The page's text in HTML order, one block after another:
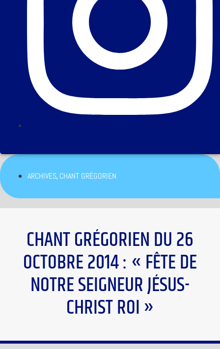
ARCHIVES,CHANT GRÉGORIEN
CHANT GRÉGORIEN DU 26
OCTOBRE 2014 : « FÊTE DE
NOTRE SEIGNEUR JÉSUS-
CHRIST ROI »